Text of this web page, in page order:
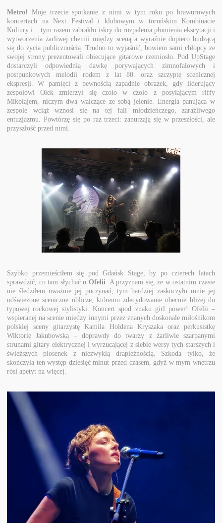
Metro! Moje trzecie spotkanie z nimi w tym roku po brawurowych
koncertach na Next Festival i klubowym w toruńskim Kombinacie
Kultury i... tym razem zabrakło iskry do rozpalenia płomienia ekscytacji i
wytworzenia żarliwej chemii między sceną a wyraźnie dopiero budzącą
się do życia publicznością. Trudno to wyjaśnić, bowiem sami chłopcy ze
swojej strony prezentowali obiecujące gitarowe rzemiosło. Pod UpStage
dostarczyli odpowiednią dawkę porywających zimnofalowych i
postpunkowych melodii rodem z lat 80. oraz szczyptę scenicznej
ekspresji. W pamięci z pewnością zapadnie obrazek, gdy liderujący
zespołowi Olek zmierzył się czoło w czoło z posyłającym riffy
Mikołajem, niczym dwa walczące ze sobą jelenie. Energia panująca w
zespole wciąż wznosi się na tej fali młodzieńczego, zaraźliwego
entuzjazmu. Powtórzę się po raz trzeci: zanurzają się w przeszłości, ale
przyszłość przed nimi.
Szybko przemieściłem się pod Gdańsk Stage, by po czterech latach
sprawdzić, co tam słychać u Ofelii . A przyznam się, że w ostatnim czasie
nie śledziłem uważnie jej poczynań, tym bardziej zaskoczyło mnie jej
odświeżone sceniczne oblicze, któremu zdecydowanie obecnie bliżej do
typowej rockowej stylistyki. Koncert spod znaku girl power! Ofelii –
wspieranej na scenie między innymi przez znanych doskonale miłośnikom
polskiej sceny gitarzystę Kamila Holdena Kryszaka oraz perkusistkę
Wiktorię Jakubowską – doprawdy do twarzy z żarliwie szarpanymi
strunami gitary elektrycznej i wyrzucającej z siebie wersy tych starszych i
świeższych piosenek z niezwykłą drapieżnością. Szkoda tylko, że
skończyła ten występ dziesięć minut przed czasem, gdyż w mym wnętrzu
rósł apetyt na więcej.